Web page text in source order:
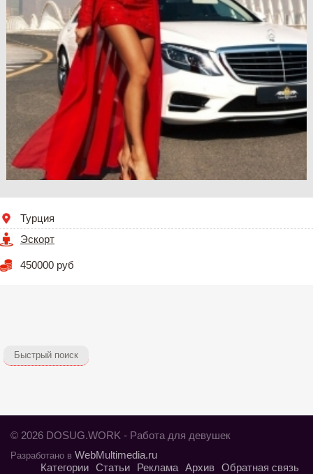
Турция
Эскорт
450000 руб
Быстрый поиск
© 2026 DOSUG.WORK - Работа для девушек
Разработано в WebMultimedia.ru
Обратная связь
Архив
Реклама
Статьи
Категории